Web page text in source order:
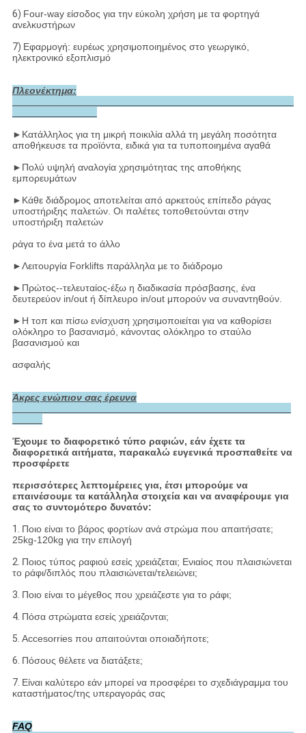
6) Four-way είσοδος για την εύκολη χρήση με τα φορτηγά
ανελκυστήρων
7) Εφαρμογή: ευρέως χρησιμοποιημένος στο γεωργικό,
ηλεκτρονικό εξοπλισμό
Πλεονέκτημα:
► Κατάλληλος για τη μικρή ποικιλία αλλά τη μεγάλη ποσότητα
αποθήκευσε τα προϊόντα, ειδικά για τα τυποποιημένα αγαθά
► Πολύ υψηλή αναλογία χρησιμότητας της αποθήκης
εμπορευμάτων
► Κάθε διάδρομος αποτελείται από αρκετούς επίπεδο ράγας
υποστήριξης παλετών. Οι παλέτες τοποθετούνται στην
υποστήριξη παλετών
ράγα το ένα μετά το άλλο
►Λειτουργία Forklifts παράλληλα με το διάδρομο
► Πρώτος--τελευταίος-έξω η διαδικασία πρόσβασης, ένα
δευτερεύον in/out ή δίπλευρο in/out μπορούν να συναντηθούν.
► Η τοπ και πίσω ενίσχυση χρησιμοποιείται για να καθορίσει
ολόκληρο το βασανισμό, κάνοντας ολόκληρο το σταύλο
βασανισμού και
ασφαλής
Άκρες ενώπιον σας έρευνα
Έχουμε το διαφορετικό τύπο ραφιών, εάν έχετε τα
διαφορετικά αιτήματα, παρακαλώ ευγενικά προσπαθείτε να
προσφέρετε
περισσότερες λεπτομέρειες για, έτσι μπορούμε να
επαινέσουμε τα κατάλληλα στοιχεία και να αναφέρουμε για
σας το συντομότερο δυνατόν:
1. Ποιο είναι το βάρος φορτίων ανά στρώμα που απαιτήσατε;
25kg-120kg για την επιλογή
2. Ποιος τύπος ραφιού εσείς χρειάζεται; Ενιαίος που πλαισιώνεται
το ράφι/διπλός που πλαισιώνεται/τελειώνει;
3. Ποιο είναι το μέγεθος που χρειάζεστε για το ράφι;
4. Πόσα στρώματα εσείς χρειάζονται;
5. Accesorries που απαιτούνται οποιαδήποτε;
6. Πόσους θέλετε να διατάξετε;
7. Είναι καλύτερο εάν μπορεί να προσφέρει το σχεδιάγραμμα του
καταστήματος/της υπεραγοράς σας
FAQ